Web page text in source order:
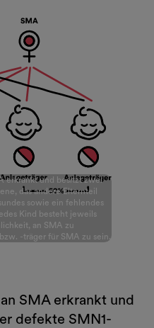
erkrankt und besitzt zwei
das andere Elternteil
sowie ein fehlendes
Kind besteht jeweils
an SMA zu
-träger für SMA zu sein.
SMA erkrankt und
defekte SMN1-